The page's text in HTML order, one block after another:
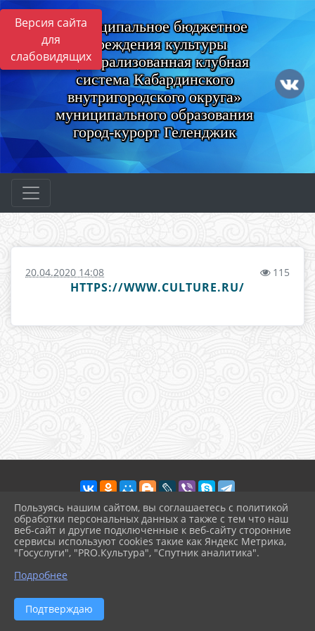
Версия сайта
для
слабовидящих
Муниципальное бюджетное
учреждения культуры
«Централизованная клубная
система Кабардинского
внутригородского округа»
муниципального образования
город-курорт Геленджик
20.04.2020 14:08 115
HTTPS://WWW.CULTURE.RU/
2026 г. dkkab.gelendzhik-kult.ru
Вход
Карта сайта
Политика обработки персональных данных
Сделано на KubCMS
Разработка и поддержка
Пользуясь нашим сайтом, вы соглашаетесь с политикой
обработки персональных данных а также с тем что наш
веб-сайт и другие подключенные к веб-сайту сторонние
сервисы используют cookies такие как Яндекс Метрика,
"Госуслуги", "PRO.Культура", "Спутник аналитика".
Подробнее
Подтверждаю